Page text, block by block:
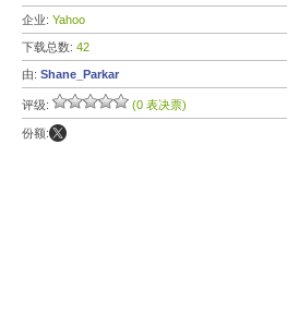
企业: Yahoo
下载总数: 42
由: Shane_Parkar
评级: (0 表决票)
份额: